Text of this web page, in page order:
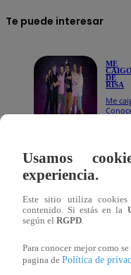
Te puede interesar
ME
CAIGO
DE
RISA
Me
La emoción ya se
porJosé Peláez. Una
de formar parte de
Usamos
experiencia.
Este sitio utiliza
contenido. Si estás en la
según el RGPD
Para conocer mejor como
pagina de Política de